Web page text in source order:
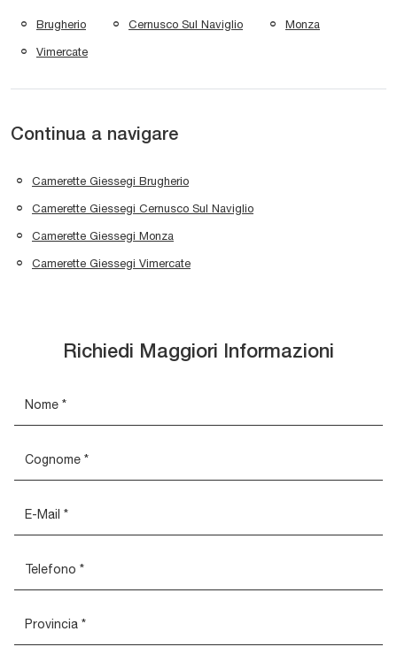
Brugherio Cernusco Sul Naviglio Monza
Vimercate
Continua a navigare
Camerette Giessegi Brugherio
Camerette Giessegi Cernusco Sul Naviglio
Camerette Giessegi Monza
Camerette Giessegi Vimercate
Richiedi Maggiori Informazioni